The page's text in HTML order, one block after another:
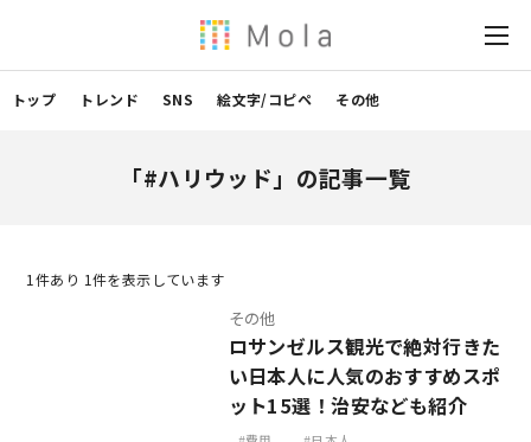
トップ トレンド SNS 絵文字/コピペ その他
「#ハリウッド」の記事一覧
1 件あり 1件を表示しています
その他
ロサンゼルス観光で絶対行きた
い日本人に人気のおすすめスポ
ット15選！治安なども紹介